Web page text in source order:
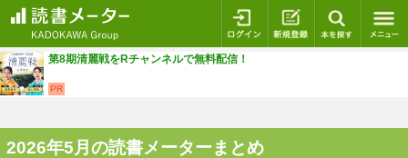
ログイン 新規登録
第8期清麗戦をRチャンネルで無料配信！
PR
2026年5月の読書メーターまとめ